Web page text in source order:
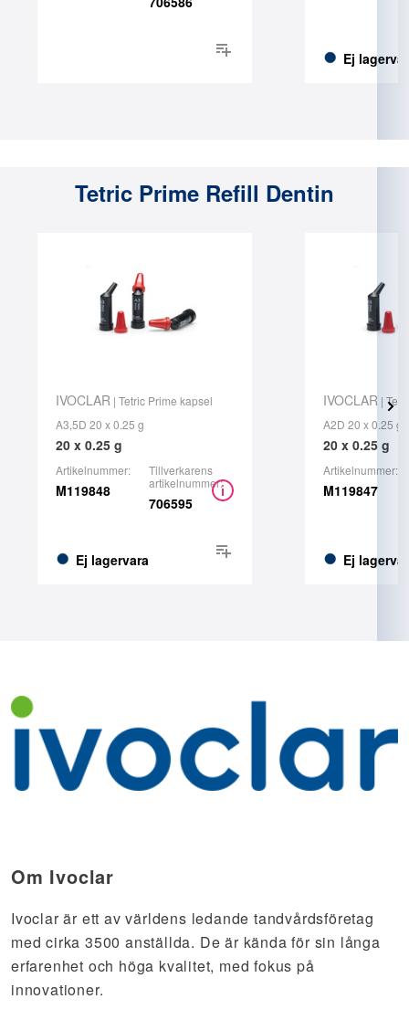
Ej
Tetric Prime Refill Dentin
IVOCLAR | Tetric Prime kapsel
A3,5D 20 x 0.25 g
20 x 0.25 g
Artikelnummer:
M119848
Ej lagervara
Tillverkarens
artikelnummer:
706595
IVOCLAR |
A2D 20 x 0.25 g
20 x 0.25 g
Artikelnummer:
M119847
Ej
Om Ivoclar
Ivoclar är ett av världens ledande tandvårdsföretag
med cirka 3500 anställda. De är kända för sin långa
erfarenhet och höga kvalitet, med fokus på
innovationer.